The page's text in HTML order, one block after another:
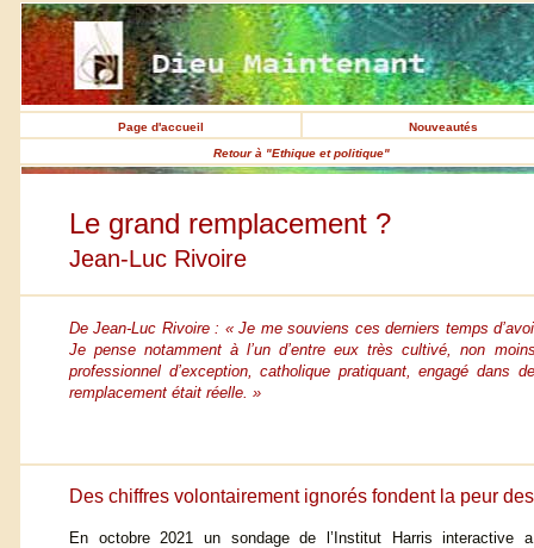
Page d'accueil
Nouveautés
Retour à "Ethique et politique"
Le grand remplacement ?
Jean-Luc Rivoire
De Jean-Luc Rivoire : « Je me souviens ces derniers temps
Je pense notamment à l’un d’entre eux très cultivé, non
professionnel d’exception, catholique pratiquant, engagé dans
remplacement était réelle. »
Des chiffres volontairement ignorés fondent la peur
En octobre 2021 un sondage de l’Institut Harris interactive